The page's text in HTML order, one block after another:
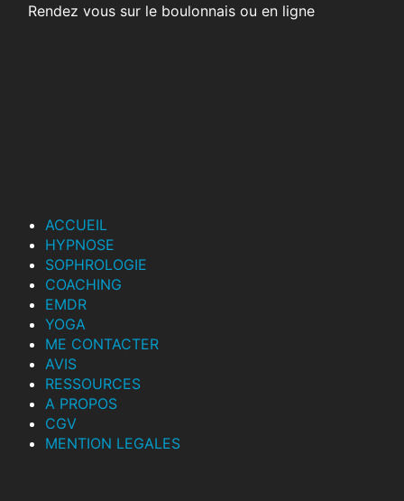
Rendez vous sur le boulonnais ou en ligne
ACCUEIL
HYPNOSE
SOPHROLOGIE
COACHING
EMDR
YOGA
ME CONTACTER
AVIS
RESSOURCES
A PROPOS
CGV
MENTION LEGALES